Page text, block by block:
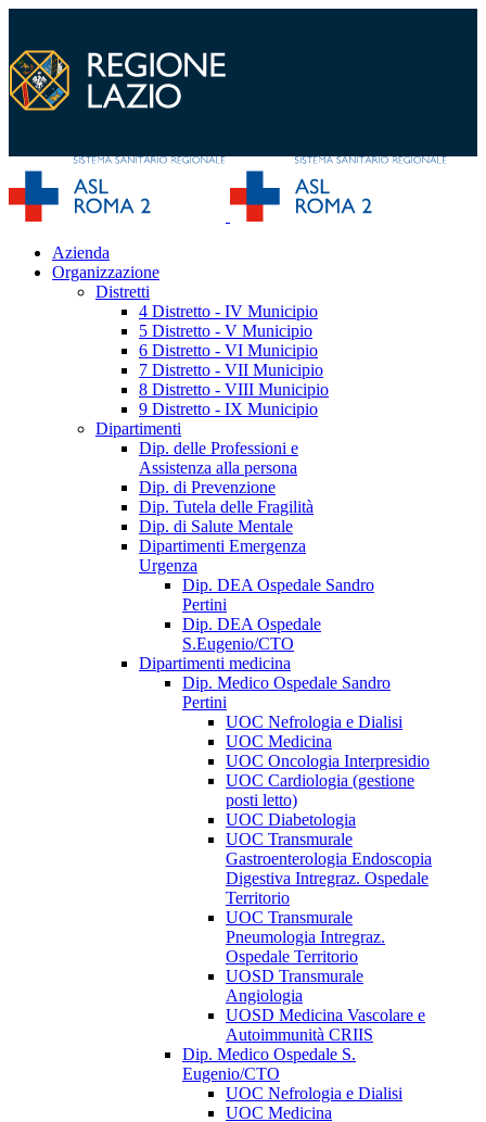
Azienda
Organizzazione
Distretti
4 Distretto - IV Municipio
5 Distretto - V Municipio
6 Distretto - VI Municipio
7 Distretto - VII Municipio
8 Distretto - VIII Municipio
9 Distretto - IX Municipio
Dipartimenti
Dip. delle Professioni e
Assistenza alla persona
Dip. di Prevenzione
Dip. Tutela delle Fragilità
Dip. di Salute Mentale
Dipartimenti Emergenza
Urgenza
Dip. DEA Ospedale Sandro
Pertini
Dip. DEA Ospedale
S.Eugenio/CTO
Dipartimenti medicina
Dip. Medico Ospedale Sandro
Pertini
UOC Nefrologia e Dialisi
UOC Medicina
UOC Oncologia Interpresidio
UOC Cardiologia (gestione
posti letto)
UOC Diabetologia
UOC Transmurale
Gastroenterologia Endoscopia
Digestiva Intregraz. Ospedale
Territorio
UOC Transmurale
Pneumologia Intregraz.
Ospedale Territorio
UOSD Transmurale
Angiologia
UOSD Medicina Vascolare e
Autoimmunità CRIIS
Dip. Medico Ospedale S.
Eugenio/CTO
UOC Nefrologia e Dialisi
UOC Medicina